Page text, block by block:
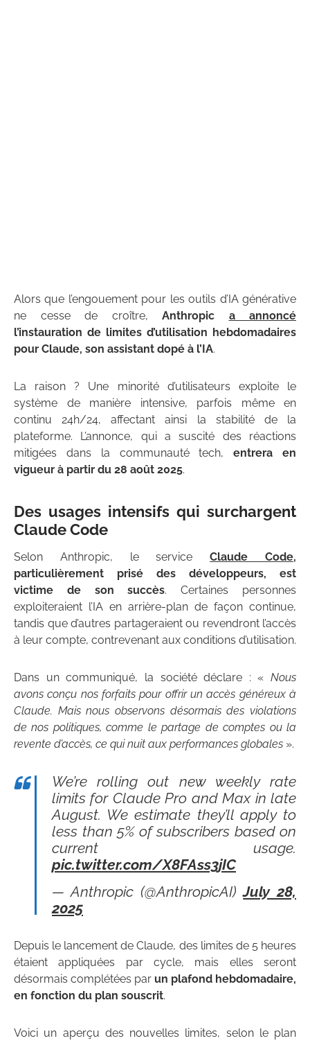
Alors que l’engouement pour les outils d’IA générative
ne cesse de croître, Anthropic a annoncé
l’instauration de limites d’utilisation hebdomadaires
pour Claude, son assistant dopé à l’IA.
La raison ? Une minorité d’utilisateurs exploite le
système de manière intensive, parfois même en
continu 24h/24, affectant ainsi la stabilité de la
plateforme. L’annonce, qui a suscité des réactions
mitigées dans la communauté tech,entrera en
vigueur à partir du 28 août 2025.
Des usages intensifs qui surchargent
Claude Code
Selon Anthropic, le serviceClaude Code,
particulièrement prisé des développeurs, est
victime de son succès. Certaines personnes
exploiteraient l’IA en arrière-plan de façon continue,
tandis que d’autres partageraient ou revendront l’accès
à leur compte, contrevenant aux conditions d’utilisation.
Dans un communiqué, la société déclare : « Nous
avons conçu nos forfaits pour offrir un accès généreux à
Claude. Mais nous observons désormais des violations
de nos politiques, comme le partage de comptes ou la
revente d’accès, ce qui nuit aux performances globales ».
We’re rolling out new weekly rate
limits for Claude Pro and Max in late
August. We estimate they’ll apply to
less than 5% of subscribers based on
current usage.
pic.twitter.com/X8FAss3jIC
— Anthropic (@AnthropicAI)July 28,
2025
Depuis le lancement de Claude, des limites de 5 heures
étaient appliquées par cycle, mais elles seront
désormais complétées par un plafond hebdomadaire,
en fonction du plan souscrit.
Voici un aperçu des nouvelles limites, selon le plan